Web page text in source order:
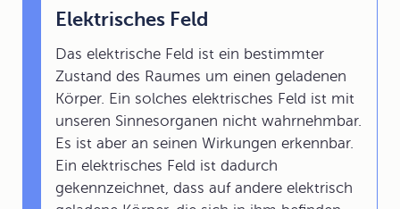
Elektrisches Feld
Das elektrische Feld ist ein bestimmter
Zustand des Raumes um einen geladenen
Körper. Ein solches elektrisches Feld ist mit
unseren Sinnesorganen nicht wahrnehmbar.
Es ist aber an seinen Wirkungen erkennbar.
Ein elektrisches Feld ist dadurch
gekennzeichnet, dass auf andere elektrisch